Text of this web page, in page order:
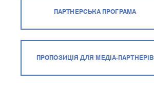
ПАРТНЕРСЬКА ПРОГРАМА
ПРОПОЗИЦІЯ ДЛЯ МЕДІА-ПАРТНЕРІВ